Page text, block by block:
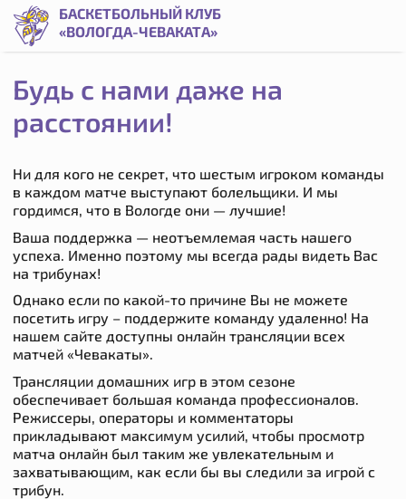
БАСКЕТБОЛЬНЫЙ КЛУБ
«ВОЛОГДА-ЧЕВАКАТА»
Будь с нами даже на
расстоянии!
Ни для кого не секрет, что шестым игроком команды
в каждом матче выступают болельщики. И мы
гордимся, что в Вологде они — лучшие!
Ваша поддержка — неотъемлемая часть нашего
успеха. Именно поэтому мы всегда рады видеть Вас
на трибунах!
Однако если по какой-то причине Вы не можете
посетить игру – поддержите команду удаленно! На
нашем сайте доступны онлайн трансляции всех
матчей «Чевакаты».
Трансляции домашних игр в этом сезоне
обеспечивает большая команда профессионалов.
Режиссеры, операторы и комментаторы
прикладывают максимум усилий, чтобы просмотр
матча онлайн был таким же увлекательным и
захватывающим, как если бы вы следили за игрой с
трибун.
Трансляция | Баскетбольный клуб «Вологда-Чеваката»